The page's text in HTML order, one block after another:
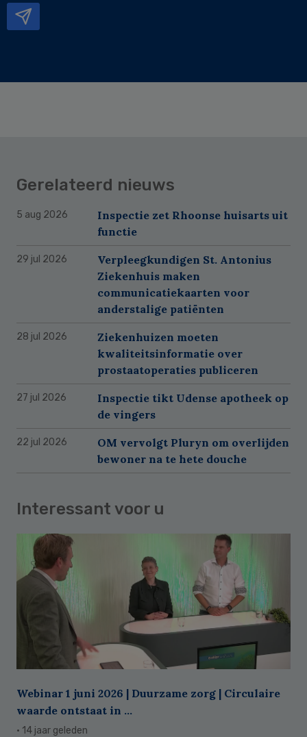
Gerelateerd nieuws
5 aug 2026
Inspectie zet Rhoonse huisarts uit
functie
29 jul 2026
Verpleegkundigen St. Antonius
Ziekenhuis maken
communicatiekaarten voor
anderstalige patiënten
28 jul 2026
Ziekenhuizen moeten
kwaliteitsinformatie over
prostaatoperaties publiceren
27 jul 2026
Inspectie tikt Udense apotheek op
de vingers
22 jul 2026
OM vervolgt Pluryn om overlijden
bewoner na te hete douche
Interessant voor u
Webinar 1 juni 2026 | Duurzame zorg | Circulaire
waarde ontstaat in ...
· 14 jaar geleden